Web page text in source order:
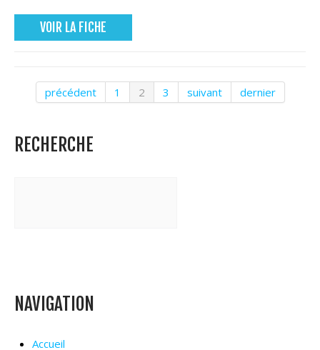
VOIR LA FICHE
précédent 1 2 3 suivant dernier
RECHERCHE
NAVIGATION
Accueil